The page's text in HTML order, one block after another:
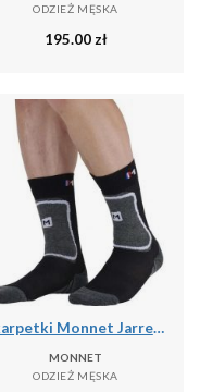
ODZIEŻ MĘSKA
195.00 zł
Skarpetki Monnet Jarrette Perf
MONNET
ODZIEŻ MĘSKA